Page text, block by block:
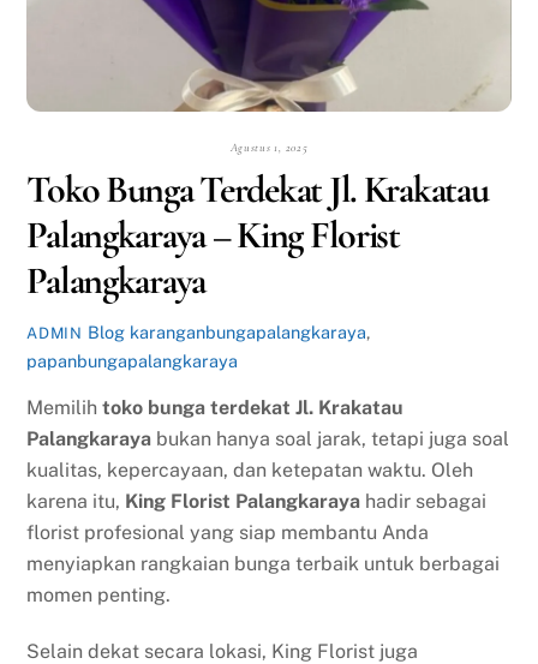
Agustus 1, 2025
Toko Bunga Terdekat Jl. Krakatau
Palangkaraya – King Florist
Palangkaraya
ADMIN Blog karanganbungapalangkaraya,
papanbungapalangkaraya
Memilihtoko bunga terdekat Jl. Krakatau
Palangkaraya bukan hanya soal jarak, tetapi juga soal
kualitas, kepercayaan, dan ketepatan waktu. Oleh
karena itu, King Florist Palangkaraya hadir sebagai
florist profesional yang siap membantu Anda
menyiapkan rangkaian bunga terbaik untuk berbagai
momen penting.
Selain dekat secara lokasi, King Florist juga